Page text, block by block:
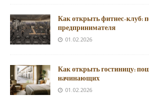
Как открыть фитнес-клуб:
предпринимателя
01.02.2026
Как открыть гостиницу:
начинающих
01.02.2026